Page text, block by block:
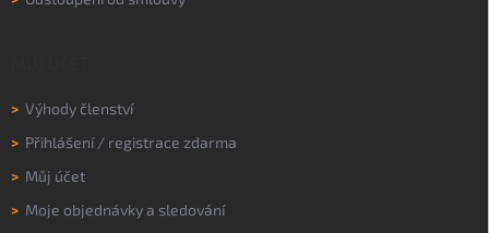
> Výhody členství
> Přihlášení/ registrace zdarma
> Můj účet
> Moje objednávky a sledování